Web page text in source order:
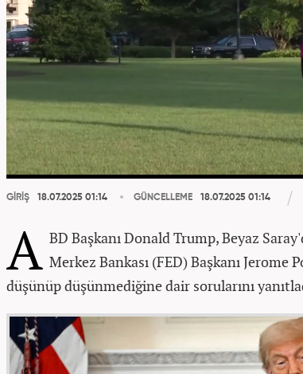
GİRİŞ 18.07.2025 01:14 GÜNCELLEME 18.07.2025 01:14
A BD Başkanı Donald Trump, Beyaz
Merkez Bankası (FED) Başkanı Jerome
düşünüp düşünmediğine dair sorularını